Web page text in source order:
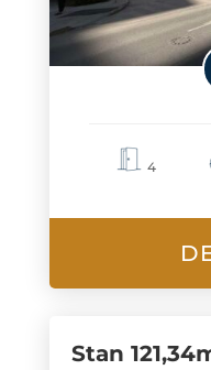
4
Stan